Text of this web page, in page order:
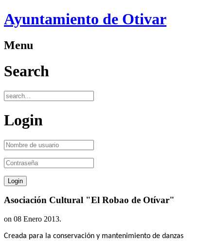
Ayuntamiento de Otivar
Menu
Search
Login
Asociación Cultural "El Robao de Otívar"
on 08 Enero 2013.
Creada para la conservación y mantenimiento de danzas